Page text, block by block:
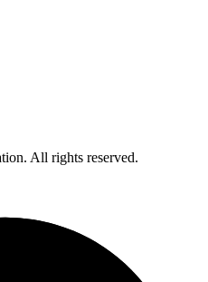
All rights reserved.